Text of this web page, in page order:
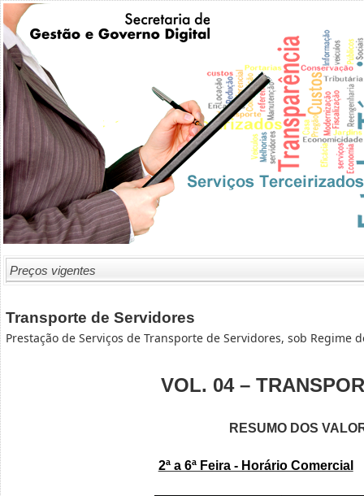
Preços vigentes
Transporte de Servidores
Prestação de Serviços de Transporte de Servidores, sob Regime
VOL. 04 –
RESUMO DOS
2ª a 6ª Feira - Horário Comercial